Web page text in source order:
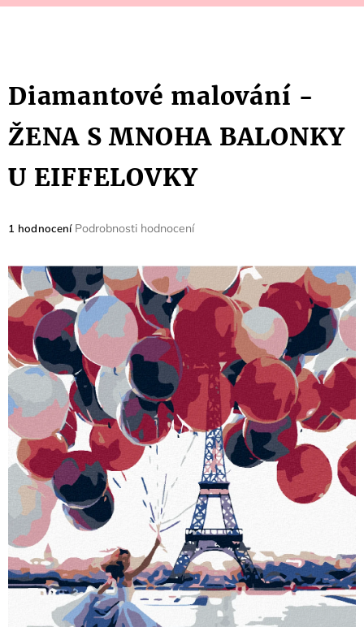
Diamantové malování -
ŽENA S MNOHA BALONKY
U EIFFELOVKY
Průměrné
je
5,0
5
hvězdiček.
1 hodnocení Podrobnosti hodnocení